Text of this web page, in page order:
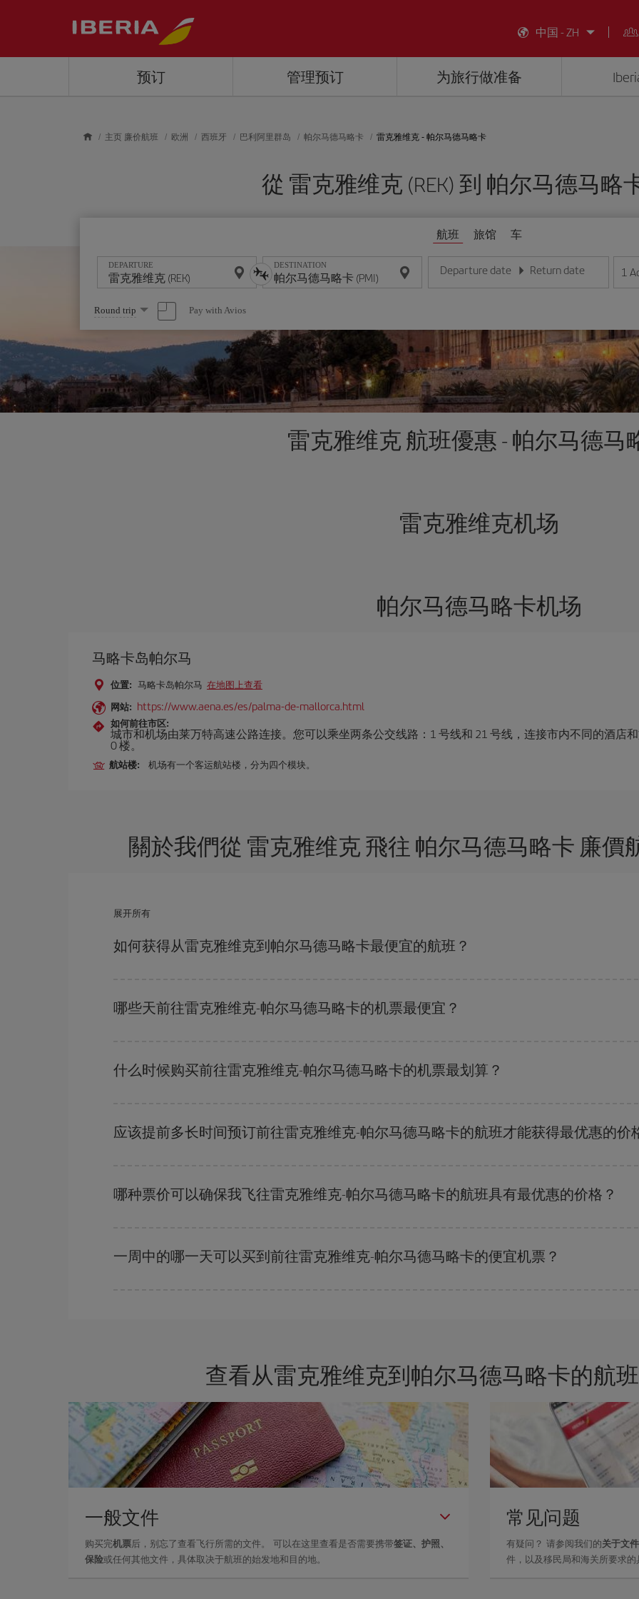
中国 - ZH
预订 管理预订 为旅行做准备
主页 廉价航班 欧洲 西班牙 巴利阿里群岛 帕尔马德马略卡 雷克雅维克 - 帕尔马德马略卡
從 雷克雅维克 (REK) 到 帕尔马德马略
航班 旅馆 车
DEPARTURE DESTINATION Departure date
请输入日期，格式为日/月/年
Return date
请输入日期，格式为日/月/年
1
Select
one
option
Round trip Pay with Avios
雷克雅维克 航班優惠 - 帕尔马德马
雷克雅维克机场
帕尔马德马略卡机场
马略卡岛帕尔马
位置: 马略卡岛帕尔马 在地图上查看
网站: https://www.aena.es/es/palma-de-mallorca.html
如何前往市区:
城市和机场由莱万特高速公路连接。您可以乘坐两条公交线路：1 号线和 21 号线，连接市内不同的酒店
0 楼。
航站楼: 机场有一个客运航站楼，分为四个模块。
關於我們從 雷克雅维克 飛往 帕尔马德马略卡 廉價
展开所有
如何获得从雷克雅维克到帕尔马德马略卡最便宜的航班？
哪些天前往雷克雅维克-帕尔马德马略卡的机票最便宜？
附近几天的航班（包括去程和回程），以便找到最优惠的航班。 此外，您还可以查看我们每天提供的不同航班选项：有些
什么时候购买前往雷克雅维克-帕尔马德马略卡的机票最划算？
越早购买越便宜。
应该提前多长时间预订前往雷克雅维克-帕尔马德马略卡的航班才能获得最优惠的价
哪种票价可以确保我飞往雷克雅维克-帕尔马德马略卡的航班具有最优惠的价格？
一周中的哪一天可以买到前往雷克雅维克-帕尔马德马略卡的便宜机票？
查看从雷克雅维克到帕尔马德马略卡的航
一般文件
购买完机票后，别忘了查看飞行所需的文件。 可以在这里查看是否需要携带签证、护照、
保险或任何其他文件，具体取决于航班的始发地和目的地。
常见问题
有疑问？ 请参阅我们的关于文
件，以及移民局和海关所要求的